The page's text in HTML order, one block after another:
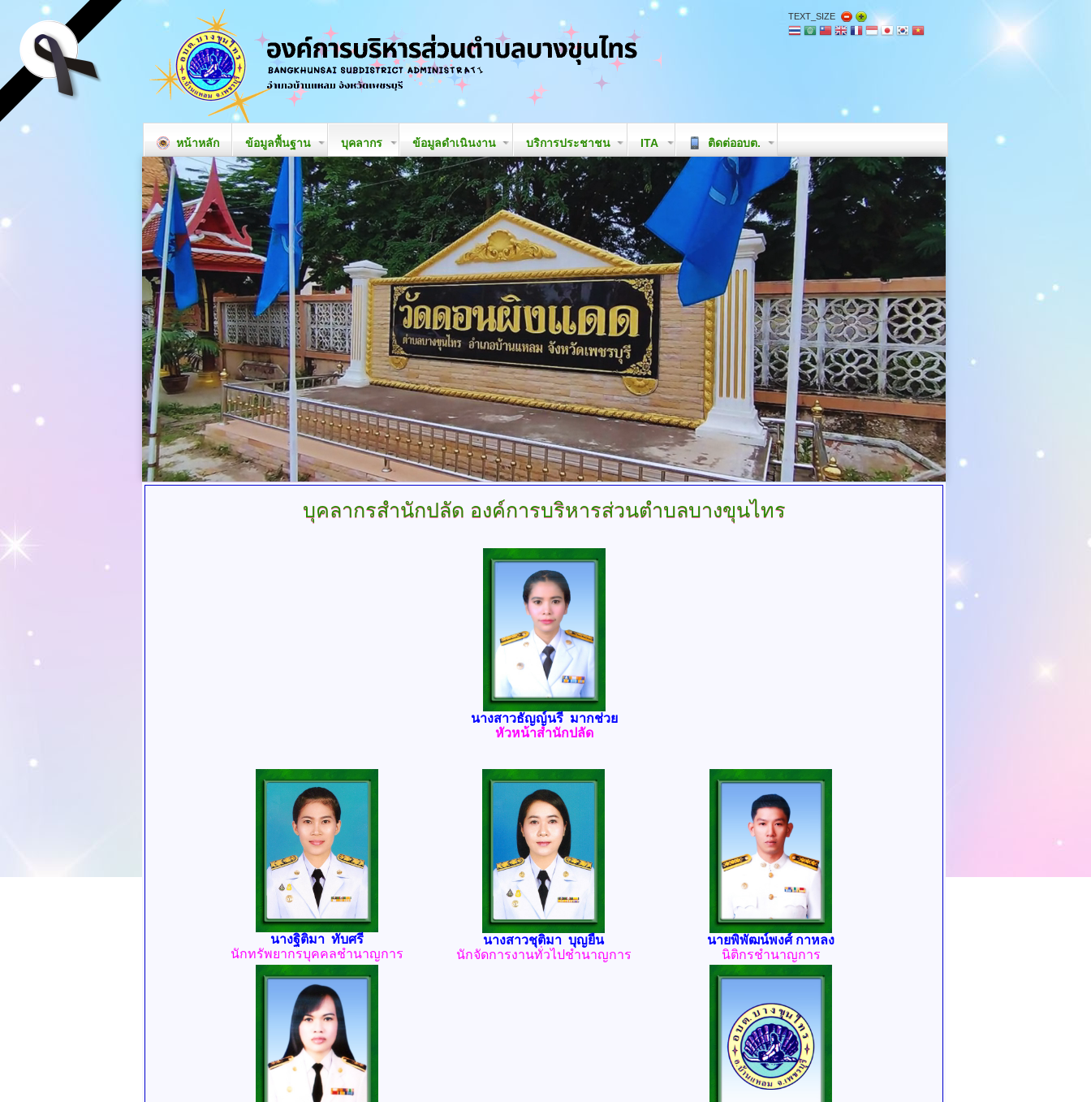
TEXT_SIZE
หน้าหลัก ข้อมูลพื้นฐาน บุคลากร ข้อมูลดำเนินงาน บริการประชาชน ITA ติดต่ออบต.
บุคลากรสำนักปลัด องค์การบริหารส่วนตำบลบางขุนไทร
นางสาวธัญญ์นรี มากช่วย
หัวหน้าสำนักปลัด
นางฐิติมา ทับศรี
นักทรัพยากรบุคคลชำนาญการ
นางสาวชุติมา บุญยืน
นักจัดการงานทั่วไปชำนาญการ
นายพิพัฒน์พงศ์ กาหลง
นิติกรชำนาญการ